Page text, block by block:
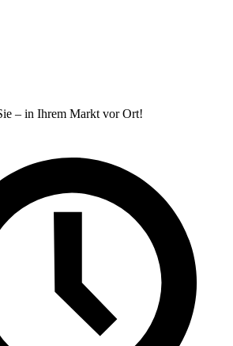
– in Ihrem Markt vor Ort!